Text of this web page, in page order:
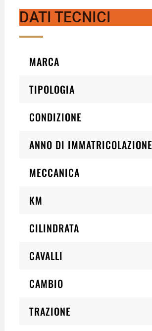
DATI TECNICI
MARCA
TIPOLOGIA
CONDIZIONE
ANNO DI IMMATRICOLAZIONE
MECCANICA
KM
CILINDRATA
CAVALLI
CAMBIO
TRAZIONE